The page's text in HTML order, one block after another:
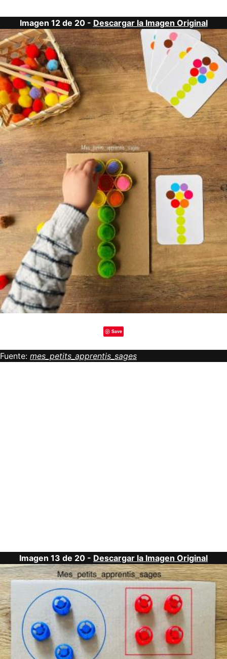
Imagen 12 de 20 - Descargar la Imagen Original
Save
Fuente: mes_petits_apprentis_sages
Imagen 13 de 20 - Descargar la Imagen Original